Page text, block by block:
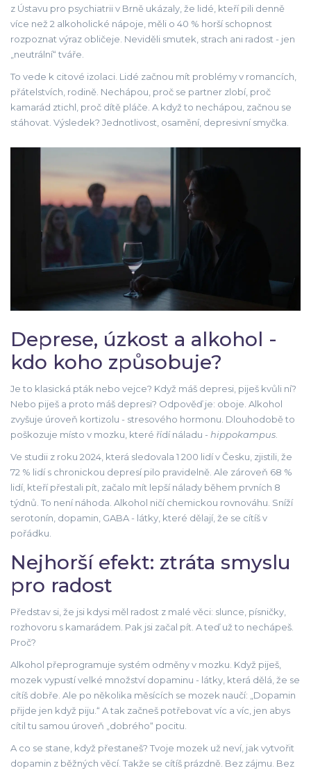
z Ústavu pro psychiatrii v Brně ukázaly, že lidé, kteří pili denně
více než 2 alkoholické nápoje, měli o 40 % horší schopnost
rozpoznat výraz obličeje. Neviděli smutek, strach ani radost - jen
„neutrální“ tváře.
To vede k citové izolaci. Lidé začnou mít problémy v romancích,
přátelstvích, rodině. Nechápou, proč se partner zlobí, proč
kamarád ztichl, proč dítě pláče. A když to nechápou, začnou se
stáhovat. Výsledek? Jednotlivost, osamění, depresivní smyčka.
Deprese, úzkost a alkohol -
kdo koho způsobuje?
Je to klasická pták nebo vejce? Když máš depresi, piješ kvůli ní?
Nebo piješ a proto máš depresi? Odpověď je: oboje. Alkohol
zvyšuje úroveň kortizolu - stresového hormonu. Dlouhodobě to
poškozuje místo v mozku, které řídí náladu - hippokampus.
Ve studii z roku 2024, která sledovala 1 200 lidí v Česku, zjistili, že
72 % lidí s chronickou depresí pilo pravidelně. Ale zároveň 68 %
lidí, kteří přestali pít, začalo mít lepší nálady během prvních 8
týdnů. To není náhoda. Alkohol ničí chemickou rovnováhu. Sníží
serotonín, dopamin, GABA - látky, které dělají, že se cítíš v
pořádku.
Nejhorší efekt: ztráta smyslu
pro radost
Představ si, že jsi kdysi měl radost z malé věci: slunce, písničky,
rozhovoru s kamarádem. Pak jsi začal pít. A teď už to nechápeš.
Proč?
Alkohol přeprogramuje systém odměny v mozku. Když piješ,
mozek vypustí velké množství dopaminu - látky, která dělá, že se
cítíš dobře. Ale po několika měsících se mozek naučí: „Dopamin
přijde jen když piju.“ A tak začneš potřebovat víc a víc, jen abys
cítil tu samou úroveň „dobrého“ pocitu.
A co se stane, když přestaneš? Tvoje mozek už neví, jak vytvořit
dopamin z běžných věcí. Takže se cítíš prázdně. Bez zájmu. Bez